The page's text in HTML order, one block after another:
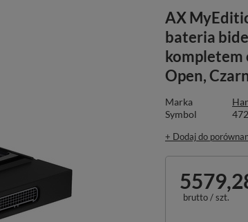
AX
bateria
kompletem
Open,
Marka
Symbol
+ Dodaj do
brutto/szt.